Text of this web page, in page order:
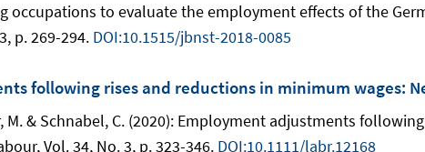
occupations to evaluate the employment effects of the
p. 269-294. DOI:10.1515/jbnst-2018-0085
following rises and reductions in minimum wages:
M. & Schnabel, C. (2020): Employment adjustments
Vol. 34, No. 3, p. 323-346. DOI:10.1111/labr.12168